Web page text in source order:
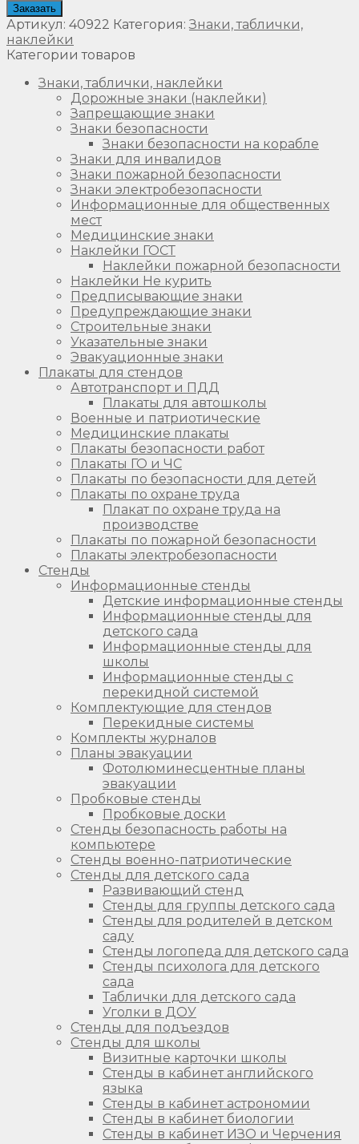
Заказать
Артикул: 40922 Категория:Знаки, таблички,
наклейки
Категории товаров
Знаки, таблички, наклейки
Дорожные знаки (наклейки)
Запрещающие знаки
Знаки безопасности
Знаки безопасности на корабле
Знаки для инвалидов
Знаки пожарной безопасности
Знаки электробезопасности
Информационные для общественных
мест
Медицинские знаки
Наклейки ГОСТ
Наклейки пожарной безопасности
Наклейки Не курить
Предписывающие знаки
Предупреждающие знаки
Строительные знаки
Указательные знаки
Эвакуационные знаки
Плакаты для стендов
Автотранспорт и ПДД
Плакаты для автошколы
Военные и патриотические
Медицинские плакаты
Плакаты безопасности работ
Плакаты ГО и ЧС
Плакаты по безопасности для детей
Плакаты по охране труда
Плакат по охране труда на
производстве
Плакаты по пожарной безопасности
Плакаты электробезопасности
Стенды
Информационные стенды
Детские информационные стенды
Информационные стенды для
детского сада
Информационные стенды для
школы
Информационные стенды с
перекидной системой
Комплектующие для стендов
Перекидные системы
Комплекты журналов
Планы эвакуации
Фотолюминесцентные планы
эвакуации
Пробковые стенды
Пробковые доски
Стенды безопасность работы на
компьютере
Стенды военно-патриотические
Стенды для детского сада
Развивающий стенд
Стенды для группы детского сада
Стенды для родителей в детском
саду
Стенды логопеда для детского сада
Стенды психолога для детского
сада
Таблички для детского сада
Уголки в ДОУ
Стенды для подъездов
Стенды для школы
Визитные карточки школы
Стенды в кабинет английского
языка
Стенды в кабинет астрономии
Стенды в кабинет биологии
Стенды в кабинет ИЗО и Черчения